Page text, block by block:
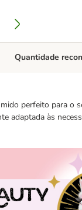
perfeito para o
adaptada às
Quantidade